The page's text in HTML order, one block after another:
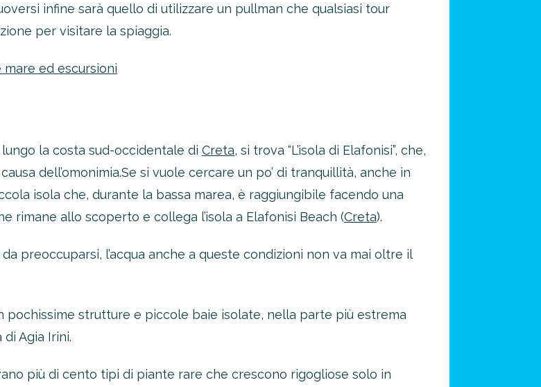
infine sarà quello di utilizzare un pullman che qualsiasi tour
per visitare la spiaggia.
ed escursioni
la costa sud-occidentale di Creta, si trova “L’isola di Elafonisi”, che,
dell’omonimia.Se si vuole cercare un po’ di tranquillità, anche in
isola che, durante la bassa marea, è raggiungibile facendo una
rimane allo scoperto e collega l’isola a Elafonisi Beach (Creta).
preoccuparsi, l’acqua anche a queste condizioni non va mai oltre il
pochissime strutture e piccole baie isolate, nella parte più estrema
Agia Irini.
più di cento tipi di piante rare che crescono rigogliose solo in